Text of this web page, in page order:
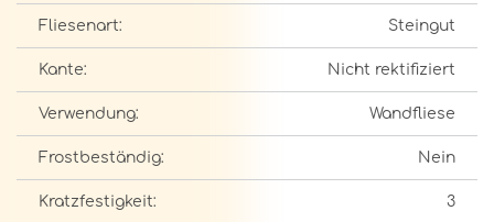
Fliesenart: Steingut
Kante: Nicht rektifiziert
Verwendung: Wandfliese
Frostbeständig: Nein
Kratzfestigkeit: 3